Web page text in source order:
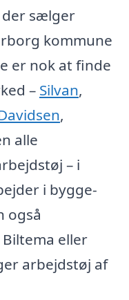
der sælger
kommune
er nok at finde
– Silvan,
,
alle
– i
i bygge-
også
eller
arbejdstøj af